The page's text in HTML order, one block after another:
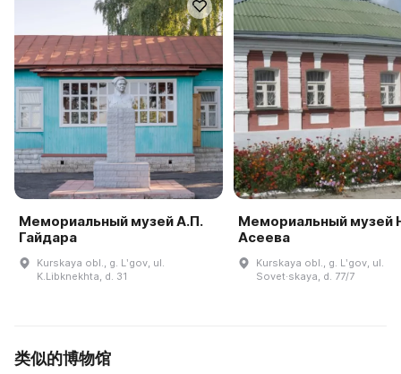
Мемориальный музей А.П.
Гайдара
Kurskaya obl., g. Lʹgov, ul.
K.Libknekhta, d. 31
Мемориальный музей
Асеева
Kurskaya obl., g. Lʹgov, ul.
Sovet·skaya, d. 77/7
类似的博物馆